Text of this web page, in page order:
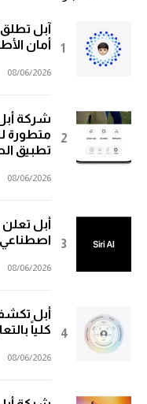
آبل تطلق
أمان
08/06/2026
شركة
متطورة
تطبيق
08/06/2026
اصطناعي
08/06/2026
أبل
كلياً
08/06/2026